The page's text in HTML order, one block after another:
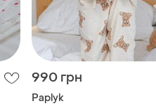
990 грн
Paplyk